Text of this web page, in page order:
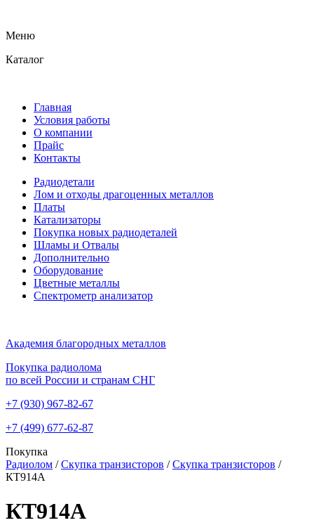
Меню
Каталог
Главная
Условия работы
О компании
Прайс
Контакты
Радиодетали
Лом и отходы драгоценных металлов
Платы
Катализаторы
Покупка новых радиодеталей
Шламы и Отвалы
Дополнительно
Оборудование
Цветные металлы
Спектрометр анализатор
Академия благородных металлов
Покупка радиолома
по всей России и странам СНГ
+7 (930) 967-82-67
+7 (499) 677-62-87
Покупка
Радиолом / Скупка транзисторов / Скупка транзисторов /
КТ914А
КТ914А